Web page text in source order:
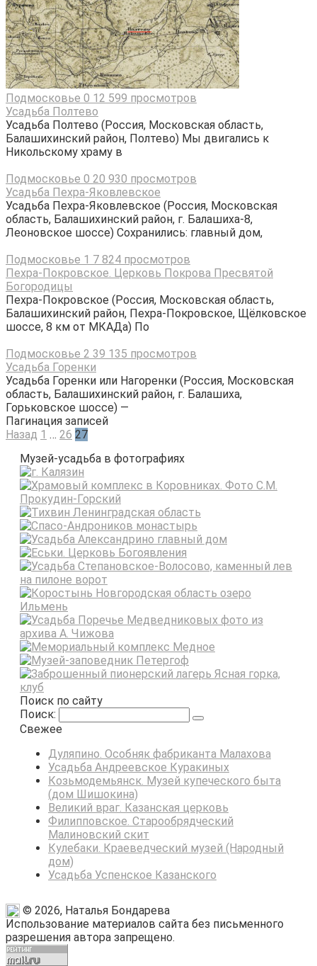
Подмосковье 0 12 599 просмотров
Усадьба Полтево
Усадьба Полтево (Россия, Московская область,
Балашихинский район, Полтево) Мы двигались к
Никольскому храму в
Подмосковье 0 20 930 просмотров
Усадьба Пехра-Яковлевское
Усадьба Пехра-Яковлевское (Россия, Московская
область, Балашихинский район, г. Балашиха-8,
Леоновское шоссе) Сохранились: главный дом,
Подмосковье 1 7 824 просмотров
Пехра-Покровское. Церковь Покрова Пресвятой
Богородицы
Пехра-Покровское (Россия, Московская область,
Балашихинский район, Пехра-Покровское, Щёлковское
шоссе, 8 км от МКАДа) По
Подмосковье 2 39 135 просмотров
Усадьба Горенки
Усадьба Горенки или Нагоренки (Россия, Московская
область, Балашихинский район, г. Балашиха,
Горьковское шоссе) —
Пагинация записей
Назад 1 … 26 27
Музей-усадьба в фотографиях
Поиск по сайту
Поиск:
Свежее
Дуляпино. Особняк фабриканта Малахова
Усадьба Андреевское Куракиных
Козьмодемьянск. Музей купеческого быта
(дом Шишокина)
Великий враг. Казанская церковь
Филипповское. Старообрядческий
Малиновский скит
Кулебаки. Краеведческий музей (Народный
дом)
Усадьба Успенское Казанского
© 2026, Наталья Бондарева
Использование материалов сайта без письменного
разрешения автора запрещено.